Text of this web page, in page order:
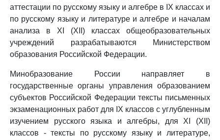
аттестации по русскому языку и алгебре в IX классах и
по русскому языку и литературе и алгебре и началам
анализа в XI (XII) классах общеобразовательных
учреждений разрабатываются Министерством
образования Российской Федерации.
Минобразование России направляет в
государственные органы управления образованием
субъектов Российской Федерации тексты письменных
экзаменационных работ для IX классов с углубленным
изучением русского языка и алгебры, для XI (XII)
классов - тексты по русскому языку и литературе,